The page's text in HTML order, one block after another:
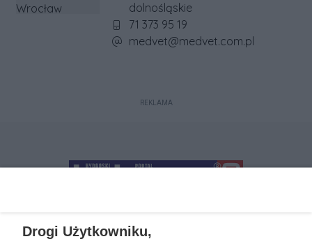
dolnośląskie
Numer telefonu firmy:
71 373 95 19
Adres e-mail firmy:
medvet@medvet.com.pl
REKLAMA
+48 52 5812666
Drogi Użytkowniku,